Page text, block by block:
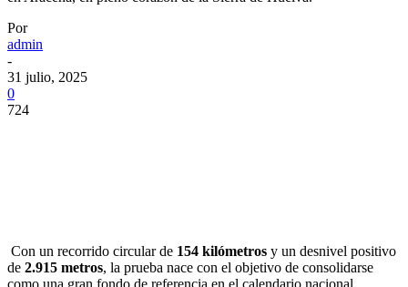
Por
admin
-
31 julio, 2025
0
724
Con un recorrido circular de 154 kilómetros y un desnivel positivo
de 2.915 metros, la prueba nace con el objetivo de consolidarse
como una gran fondo de referencia en el calendario nacional,